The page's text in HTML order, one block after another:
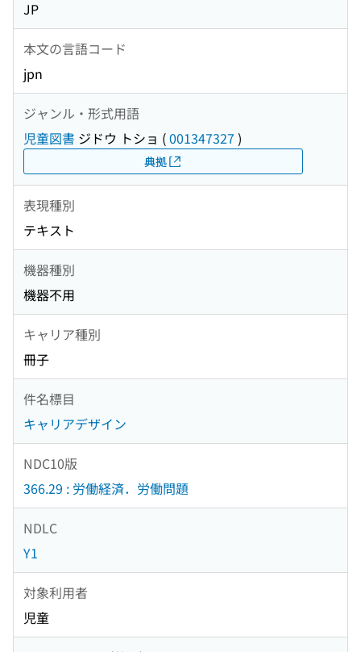
JP
本文の言語コード
jpn
ジャンル・形式用語
児童図書 ジドウ トショ (001347327 )
典拠
表現種別
テキスト
機器種別
機器不用
キャリア種別
冊子
件名標目
キャリアデザイン
NDC10版
366.29 : 労働経済．労働問題
NDLC
Y1
対象利用者
児童